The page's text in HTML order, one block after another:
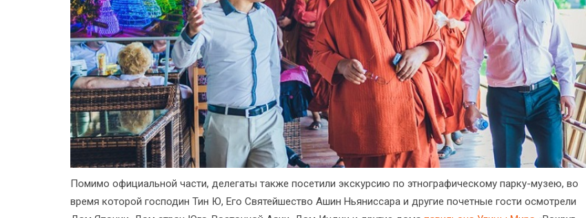
Помимо официальной части, делегаты также посетили экскурсию по этнографическому парку-музею, во
время которой господин Тин Ю, Его Святейшество Ашин Ньяниссара и другие почетные гости осмотрели